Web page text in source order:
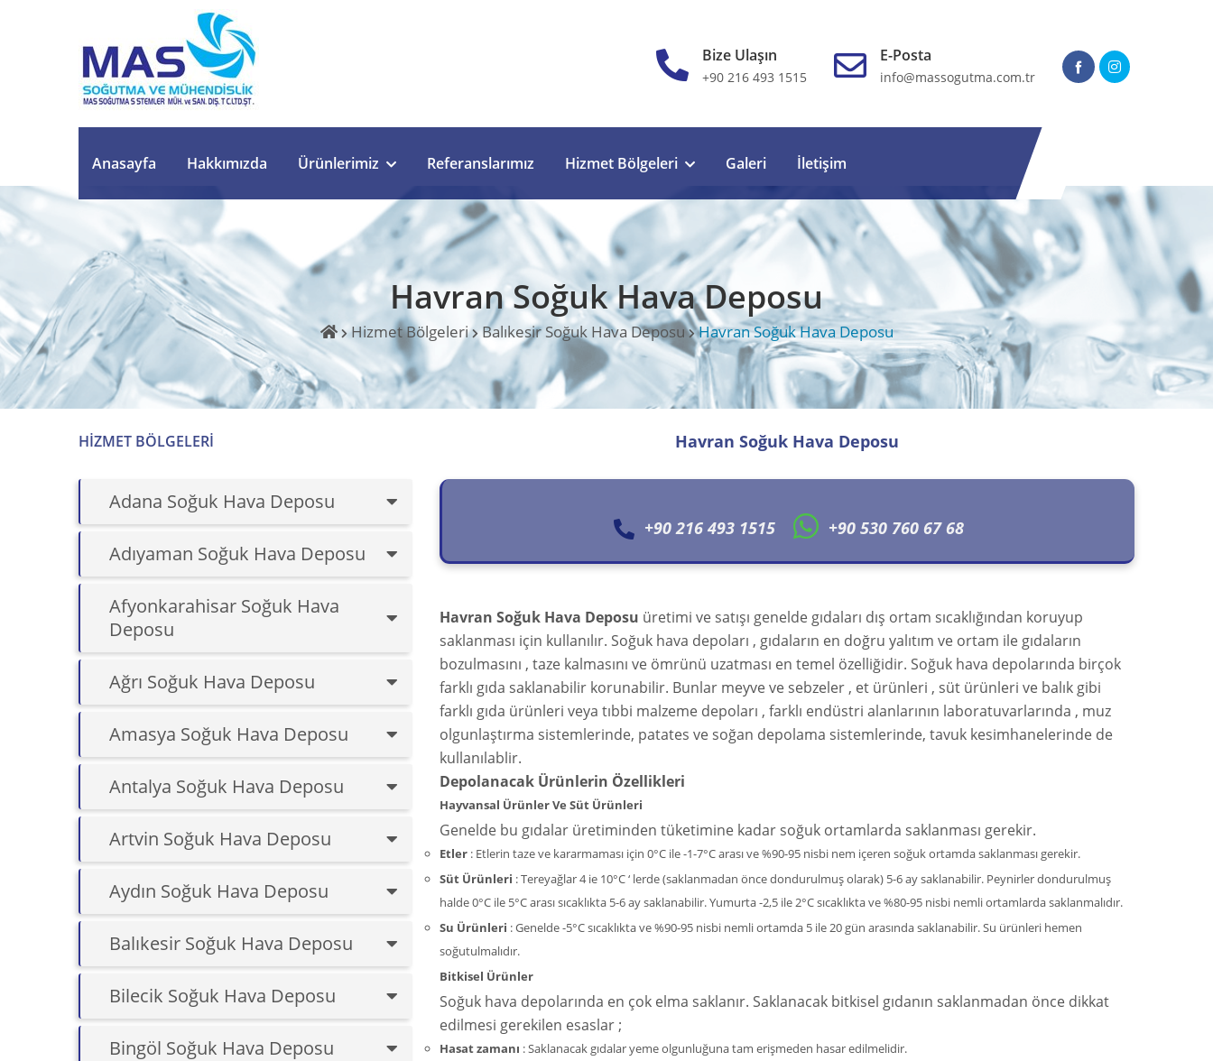
Bize Ulaşın
+90 216 493 1515
E-Posta
info@massogutma.com.tr
Anasayfa Hakkımızda Ürünlerimiz Referanslarımız Hizmet Bölgeleri Galeri İletişim
Havran Soğuk Hava Deposu
Hizmet Bölgeleri Balıkesir Soğuk Hava Deposu Havran Soğuk Hava Deposu
HIZMET BÖLGELERI
Adana Soğuk Hava Deposu
Adıyaman Soğuk Hava Deposu
Afyonkarahisar Soğuk Hava
Deposu
Ağrı Soğuk Hava Deposu
Amasya Soğuk Hava Deposu
Antalya Soğuk Hava Deposu
Artvin Soğuk Hava Deposu
Aydın Soğuk Hava Deposu
Balıkesir Soğuk Hava Deposu
Bilecik Soğuk Hava Deposu
Bingöl Soğuk Hava Deposu
Havran Soğuk Hava Deposu
+90 216 493 1515 +90 530 760 67 68
Havran Soğuk Hava Deposu üretimi ve satışı genelde gıdaları dış ortam sıcaklığından koruyup
saklanması için kullanılır. Soğuk hava depoları , gıdaların en doğru yalıtım ve ortam ile gıdaların
bozulmasını , taze kalmasını ve ömrünü uzatması en temel özelliğidir. Soğuk hava depolarında birçok
farklı gıda saklanabilir korunabilir. Bunlar meyve ve sebzeler , et ürünleri , süt ürünleri ve balık gibi
farklı gıda ürünleri veya tıbbi malzeme depoları , farklı endüstri alanlarının laboratuvarlarında , muz
olgunlaştırma sistemlerinde, patates ve soğan depolama sistemlerinde, tavuk kesimhanelerinde de
kullanılablir.
Depolanacak Ürünlerin Özellikleri
Hayvansal Ürünler Ve Süt Ürünleri
Genelde bu gıdalar üretiminden tüketimine kadar soğuk ortamlarda saklanması gerekir.
Etler : Etlerin taze ve kararmaması için 0°C ile -1-7°C arası ve %90-95 nisbi nem içeren soğuk ortamda saklanması gerekir.
Süt Ürünleri : Tereyağlar 4 ie 10°C ‘ lerde (saklanmadan önce dondurulmuş olarak) 5-6 ay saklanabilir. Peynirler dondurulmuş
halde 0°C ile 5°C arası sıcaklıkta 5-6 ay saklanabilir. Yumurta -2,5 ile 2°C sıcaklıkta ve %80-95 nisbi nemli ortamlarda saklanmalıdır.
Su Ürünleri : Genelde -5°C sıcaklıkta ve %90-95 nisbi nemli ortamda 5 ile 20 gün arasında saklanabilir. Su ürünleri hemen
soğutulmalıdır.
Bitkisel Ürünler
Soğuk hava depolarında en çok elma saklanır. Saklanacak bitkisel gıdanın saklanmadan önce dikkat
edilmesi gerekilen esaslar ;
Hasat zamanı : Saklanacak gıdalar yeme olgunluğuna tam erişmeden hasar edilmelidir.